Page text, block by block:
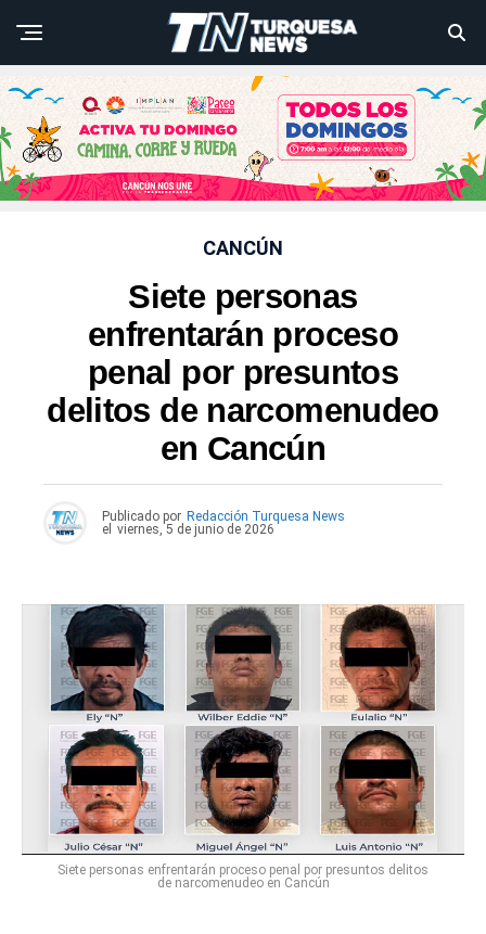
CANCÚN
Siete personas
enfrentarán proceso
penal por presuntos
delitos de narcomenudeo
en Cancún
Publicado por Redacción Turquesa News
el viernes, 5 de junio de 2026
Siete personas enfrentarán proceso penal por presuntos delitos
de narcomenudeo en Cancún